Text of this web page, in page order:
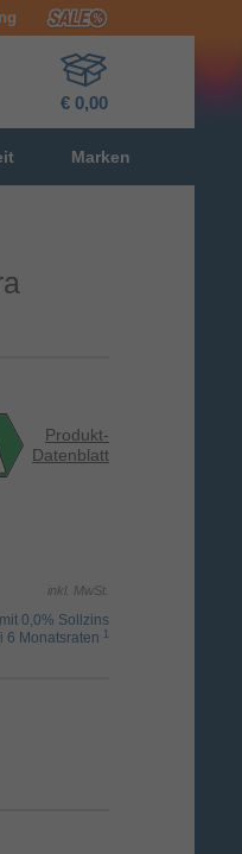
€ 0,00
Marken
Produkt-
Datenblatt
inkl. MwSt.
mit 0,0% Sollzins
6 Monatsraten 1